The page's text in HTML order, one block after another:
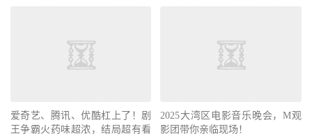
爱奇艺、腾讯、优酷杠上了！剧
王争霸火药味超浓，结局超有看
2025大湾区电影音乐晚会，M观
影团带你亲临现场！